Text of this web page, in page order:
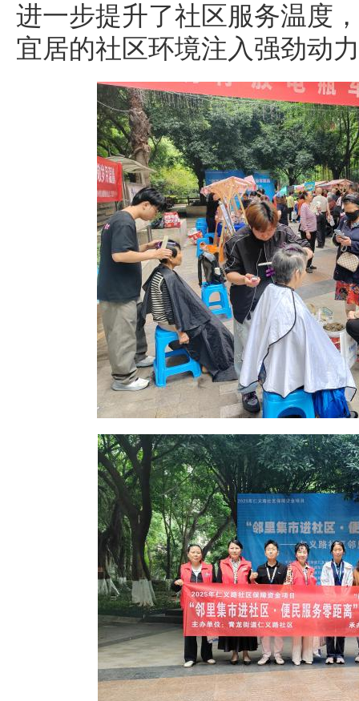
进一步提升了社区服务温度
宜居的社区环境注入强劲动